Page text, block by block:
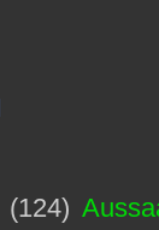
(124)